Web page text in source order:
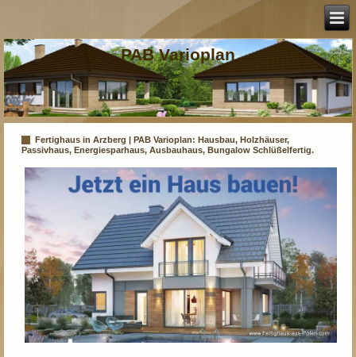
PAB Varioplan
Fertighaus in Arzberg | PAB Varioplan: Hausbau, Holzhäuser,
Passivhaus, Energiesparhaus, Ausbauhaus, Bungalow Schlüßelfertig.